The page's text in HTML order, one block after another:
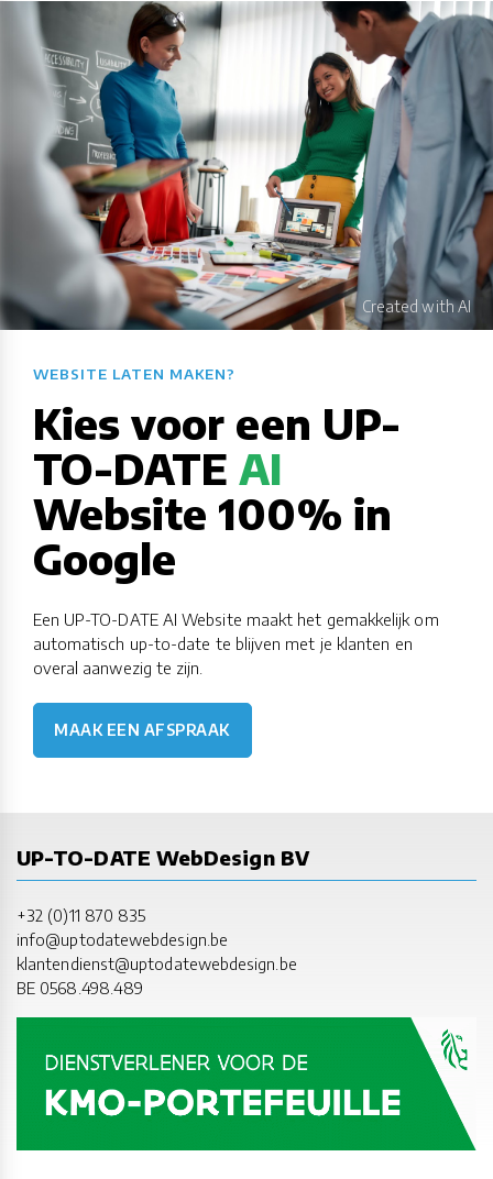
WEBSITE LATEN MAKEN?​​​​​​​​​​​​​​
Kies voor een UP-
TO-DATE AI
Website 100% in
Google
Een UP-TO-DATE AI Website maakt het gemakkelijk om
automatisch up-to-date te blijven met je klanten en
overal aanwezig te zijn.
MAAK EEN AFSPRAAK
UP-TO-DATE WebDesign BV
+32 (0)11 870 835
info@uptodatewebdesign.be
klantendienst@uptodatewebdesign.be
BE 0568.498.489